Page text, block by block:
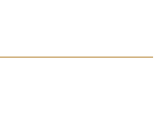
работния ден.